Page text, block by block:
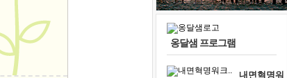
유년 시절의 부산 영도 바다
못된 꼰대들
너무 황홀한 꽃들이여!
옹달샘 프로그램
내면혁명워